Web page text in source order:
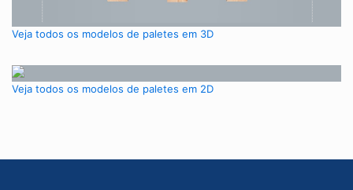
Veja todos os modelos de paletes em 3D
Veja todos os modelos de paletes em 2D